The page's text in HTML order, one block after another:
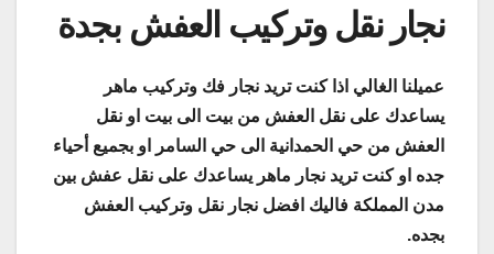
نجار نقل وتركيب العفش بجدة
عميلنا الغالي اذا كنت تريد نجار فك وتركيب ماهر
يساعدك على نقل العفش من بيت الى بيت او نقل
العفش من حي الحمدانية الى حي السامر او بجميع أحياء
جده او كنت تريد نجار ماهر يساعدك على نقل عفش بين
مدن المملكة فاليك افضل نجار نقل وتركيب العفش
بجده.